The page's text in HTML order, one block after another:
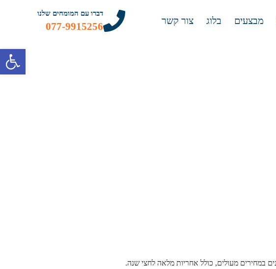
מבצעים בלוג צור קשר
דברו עם המומחים שלנו
077-9915256